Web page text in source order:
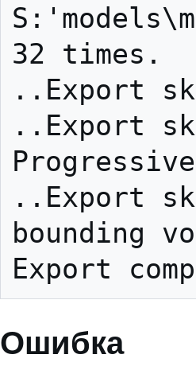
32 times.
..Export
..Export
..Export
bounding
Ошибка